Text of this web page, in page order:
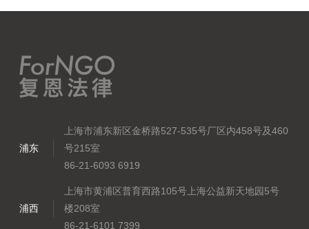
浦东
上海市浦东新区金桥路527-535号厂区内458号及460
号215室
86-21-6093 6919
浦西
上海市黄浦区普育西路105号上海公益新天地园5号
楼208室
86-21-6101 7399